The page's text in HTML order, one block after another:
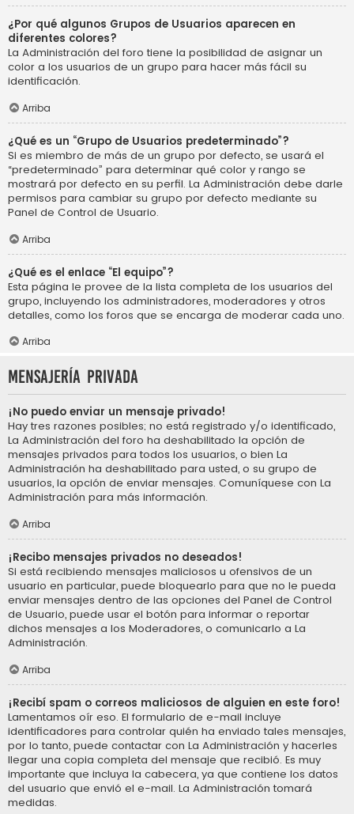
¿Por qué algunos Grupos de Usuarios aparecen en
diferentes colores?
La Administración del foro tiene la posibilidad de asignar un
color a los usuarios de un grupo para hacer más fácil su
identificación.
Arriba
¿Qué es un “Grupo de Usuarios predeterminado”?
Si es miembro de más de un grupo por defecto, se usará el
“predeterminado” para determinar qué color y rango se
mostrará por defecto en su perfil. La Administración debe darle
permisos para cambiar su grupo por defecto mediante su
Panel de Control de Usuario.
Arriba
¿Qué es el enlace “El equipo”?
Esta página le provee de la lista completa de los usuarios del
grupo, incluyendo los administradores, moderadores y otros
detalles, como los foros que se encarga de moderar cada uno.
Arriba
Mensajería privada
¡No puedo enviar un mensaje privado!
Hay tres razones posibles; no está registrado y/o identificado,
La Administración del foro ha deshabilitado la opción de
mensajes privados para todos los usuarios, o bien La
Administración ha deshabilitado para usted, o su grupo de
usuarios, la opción de enviar mensajes. Comuníquese con La
Administración para más información.
Arriba
¡Recibo mensajes privados no deseados!
Si está recibiendo mensajes maliciosos u ofensivos de un
usuario en particular, puede bloquearlo para que no le pueda
enviar mensajes dentro de las opciones del Panel de Control
de Usuario, puede usar el botón para informar o reportar
dichos mensajes a los Moderadores, o comunicarlo a La
Administración.
Arriba
¡Recibí spam o correos maliciosos de alguien en este foro!
Lamentamos oír eso. El formulario de e-mail incluye
identificadores para controlar quién ha enviado tales mensajes,
por lo tanto, puede contactar con La Administración y hacerles
llegar una copia completa del mensaje que recibió. Es muy
importante que incluya la cabecera, ya que contiene los datos
del usuario que envió el e-mail. La Administración tomará
medidas.